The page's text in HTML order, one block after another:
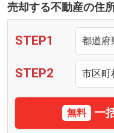
売却する不動産の住
STEP1
STEP2
無料 一